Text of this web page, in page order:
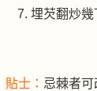
埋芡翻炒幾
貼士： 忌棘者